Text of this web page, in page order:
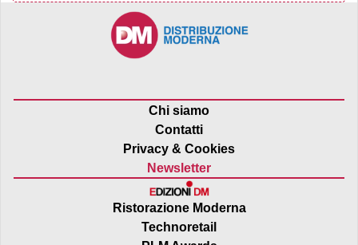
Chi siamo
Contatti
Privacy & Cookies
Newsletter
Ristorazione Moderna
Technoretail